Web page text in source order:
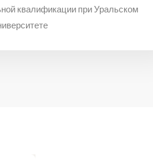
квалификации при Уральском